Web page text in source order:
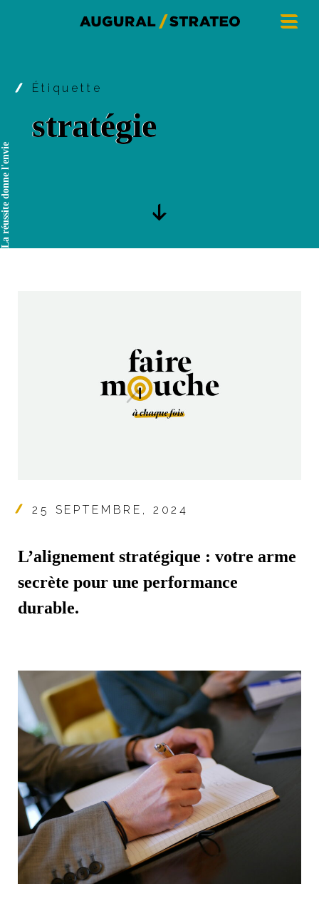
La réussite donne l'envie
Étiquette
stratégie
25 SEPTEMBRE, 2024
L’alignement stratégique : votre arme
secrète pour une performance
durable.